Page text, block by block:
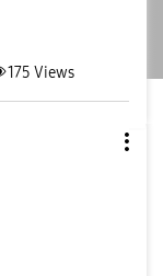
175 Views